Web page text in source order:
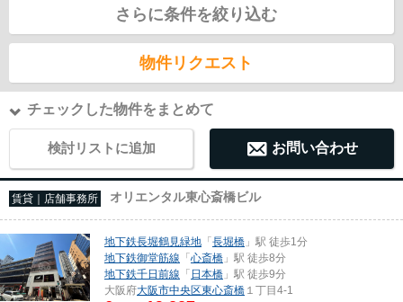
さらに条件を絞り込む
物件リクエスト
チェックした物件をまとめて
検討リストに追加 お問い合わせ
賃貸｜店舗事務所 オリエンタル東心斎橋ビル
地下鉄長堀鶴見緑地 「長堀橋 」駅 徒歩1分
地下鉄御堂筋線 「心斎橋 」駅 徒歩8分
地下鉄千日前線 「 日本橋 」駅 徒歩9分
大阪府大阪市中央区東心斎橋 １丁目4-1